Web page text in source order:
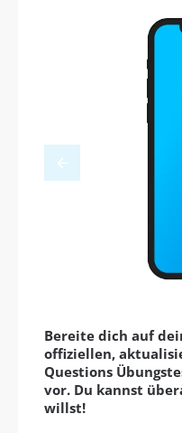
Bereite dich auf
offiziellen,
Questions
vor. Du kannst
willst!